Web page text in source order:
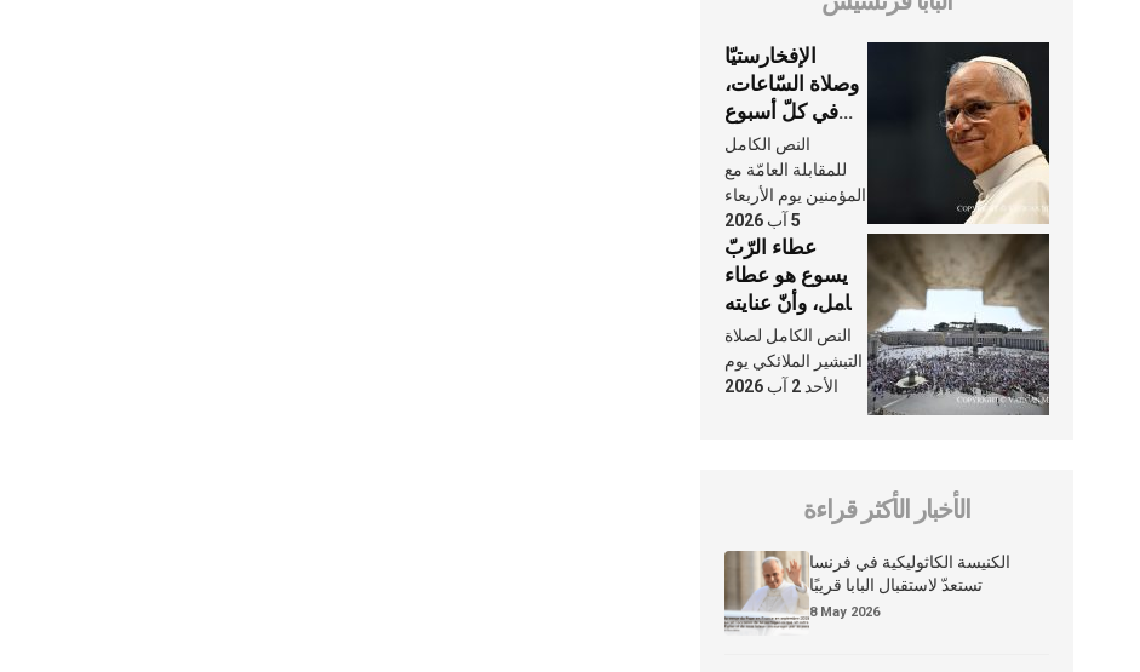
الإفخارستيّا
وصلاة السّاعات،
في كلّ أسبوع
وكلّ يوم، هما
النَّفَس في حياة
الكنيسة
النص الكامل
للمقابلة العامّة مع
المؤمنين يوم الأربعاء
5 آب 2026
عطاء الرّبّ
يسوع هو عطاء
شامل، وأنّ عنايته
بنا لا تغيب عنّا
أبدًا
النص الكامل لصلاة
التبشير الملائكي يوم
الأحد 2 آب 2026
الأخبار الأكثر قراءة
الكنيسة الكاثوليكية في فرنسا
تستعدّ لاستقبال البابا قريبًا
8 May 2026